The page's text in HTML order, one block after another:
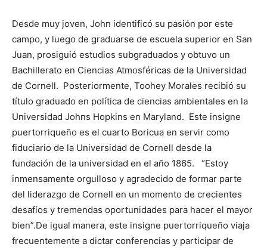
Desde muy joven, John identificó su pasión por este
campo, y luego de graduarse de escuela superior en San
Juan, prosiguió estudios subgraduados y obtuvo un
Bachillerato en Ciencias Atmosféricas de la Universidad
de Cornell. Posteriormente, Toohey Morales recibió su
título graduado en política de ciencias ambientales en la
Universidad Johns Hopkins en Maryland. Este insigne
puertorriqueño es el cuarto Boricua en servir como
fiduciario de la Universidad de Cornell desde la
fundación de la universidad en el año 1865. “Estoy
inmensamente orgulloso y agradecido de formar parte
del liderazgo de Cornell en un momento de crecientes
desafíos y tremendas oportunidades para hacer el mayor
bien”.De igual manera, este insigne puertorriqueño viaja
frecuentemente a dictar conferencias y participar de